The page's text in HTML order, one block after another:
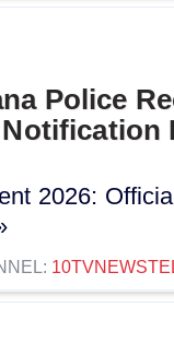
Police
2026: